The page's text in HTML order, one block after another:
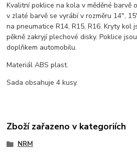
Kvalitní poklice na kola v měděné barvě
v zlaté barvě se vyrábí v rozměru 14",
na pneumatice R14, R15, R16. Kryty kol
pěkně zakryjí plechové disky. Poklice
doplňkem automobilu.
Materiál ABS plast.
Sada obsahuje 4 kusy.
Zboží zařazeno v kategoriích
NRM